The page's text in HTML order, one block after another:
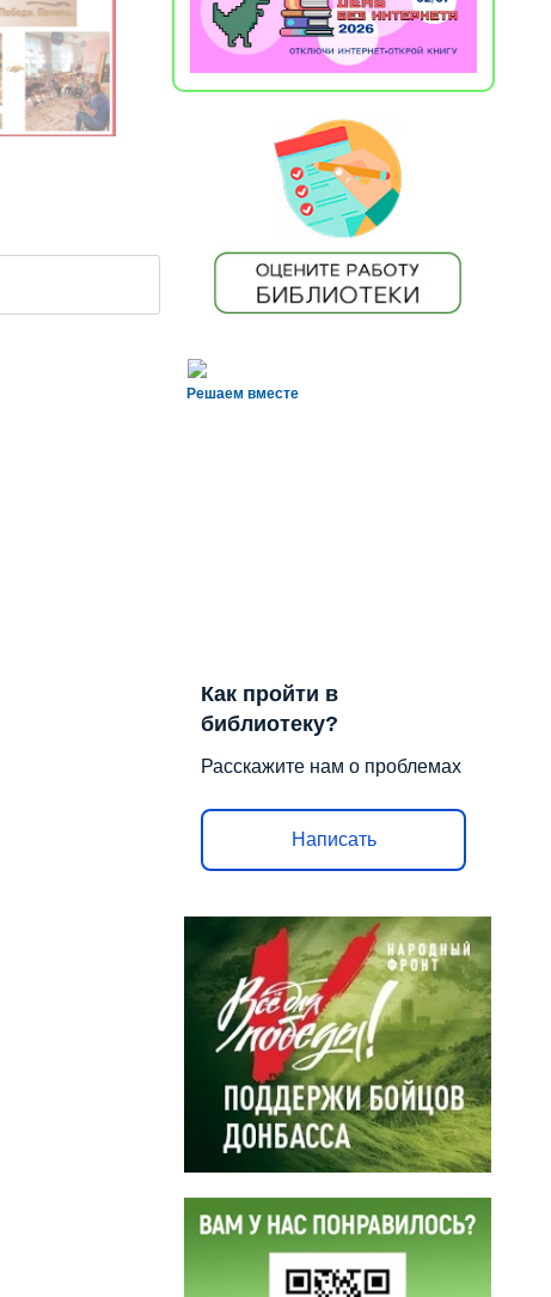
Решаем вместе
Как пройти в
библиотеку?
Расскажите нам о проблемах
Написать